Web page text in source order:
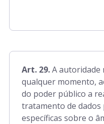
Art. 29.A autoridade
qualquer momento,
do poder público a
tratamento de dados
específicas sobre o